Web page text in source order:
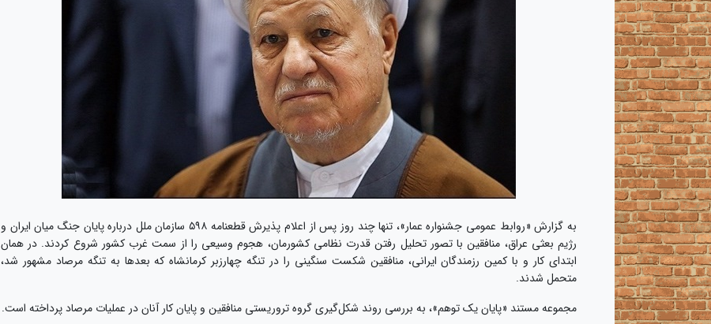
به گزارش «روابط عمومی جشنواره عمار»، تنها چند روز پس از اعلام پذیرش قطعنامه ۵۹۸ سازمان ملل درباره پایان جنگ میان ایران و
رژیم بعثی عراق، منافقین با تصور تحلیل رفتن قدرت نظامی کشورمان، هجوم وسیعی را از سمت غرب کشور شروع کردند. در همان
ابتدای کار و با کمین رزمندگان ایرانی، منافقین شکست سنگینی را در تنگه چهارزبر کرمانشاه که بعد‌ها به تنگه مرصاد مشهور شد،
متحمل شدند.
مجموعه مستند «پایان یک توهم»، به بررسی روند شکل‌گیری گروه تروریستی منافقین و پایان کار آنان در عملیات مرصاد پرداخته است.